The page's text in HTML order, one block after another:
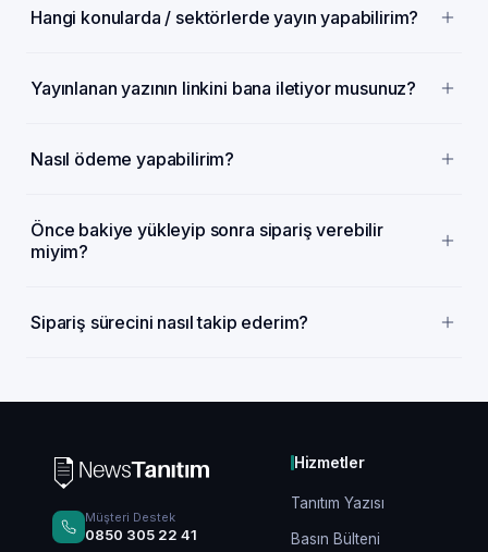
Hangi konularda / sektörlerde yayın yapabilirim?
Yayınlanan yazının linkini bana iletiyor musunuz?
Nasıl ödeme yapabilirim?
Önce bakiye yükleyip sonra sipariş verebilir
miyim?
Sipariş sürecini nasıl takip ederim?
Müşteri Destek
0850 305 22 41
Hizmetler
Tanıtım Yazısı
Basın Bülteni